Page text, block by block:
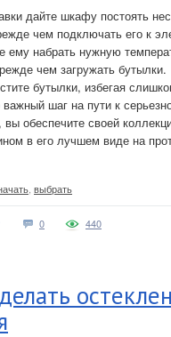
дайте шкафу постоять
чем подключать его к
набрать нужную
чем загружать бутылки.
бутылки, избегая
шаг на пути к
обеспечите своей
в его лучшем виде на
выбрать
0 440